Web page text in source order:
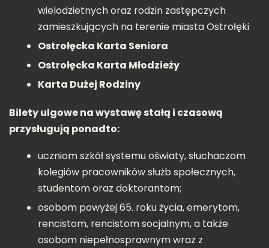
wielodzietnych oraz rodzin zastępczych
zamieszkujących na terenie miasta Ostrołęki
Ostrołęcka Karta Seniora
Ostrołęcka Karta Młodzieży
Karta Dużej Rodziny
Bilety ulgowe na wystawę stałą i czasową
przysługują ponadto:
uczniom szkół systemu oświaty, słuchaczom
kolegiów pracowników służb społecznych,
studentom oraz doktorantom;
osobom powyżej 65. roku życia, emerytom,
rencistom, rencistom socjalnym, a także
osobom niepełnosprawnym wraz z